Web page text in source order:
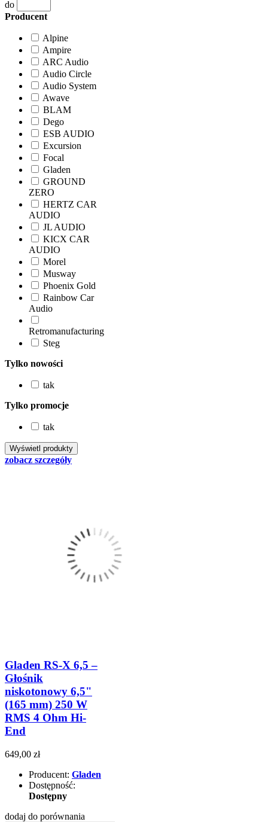
do
Producent
Alpine
Ampire
ARC Audio
Audio Circle
Audio System
Awave
BLAM
Dego
ESB AUDIO
Excursion
Focal
Gladen
GROUND
ZERO
HERTZ CAR
AUDIO
JL AUDIO
KICX CAR
AUDIO
Morel
Musway
Phoenix Gold
Rainbow Car
Audio
Retromanufacturing
Steg
Tylko nowości
tak
Tylko promocje
tak
zobacz szczegóły
Gladen RS-X 6,5 –
Głośnik
niskotonowy 6,5"
(165 mm) 250 W
RMS 4 Ohm Hi-
End
649,00 zł
Producent: Gladen
Dostępność:
Dostępny
dodaj do porównania